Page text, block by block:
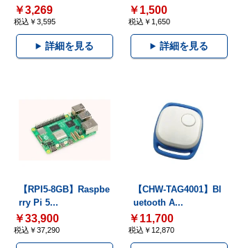
￥3,269
税込￥3,595
詳細を見る
￥1,500
税込￥1,650
詳細を見る
【RPI5-8GB】Raspbe
rry Pi 5...
￥33,900
税込￥37,290
【CHW-TAG4001】Bl
uetooth A...
￥11,700
税込￥12,870